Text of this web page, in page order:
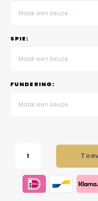
Maak een keuze...
SPIE:
Maak een keuze...
FUNDERING:
Maak een keuze...